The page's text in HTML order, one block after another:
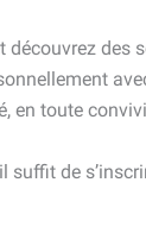
découvrez des
en toute
suffit de